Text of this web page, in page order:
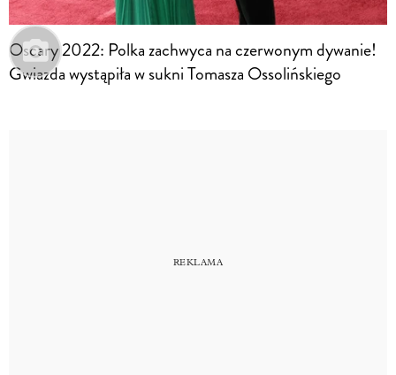
Oscary 2022: Polka zachwyca na czerwonym dywanie!
Gwiazda wystąpiła w sukni Tomasza Ossolińskiego